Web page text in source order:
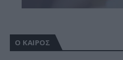
Ο ΚΑΙΡΟΣ